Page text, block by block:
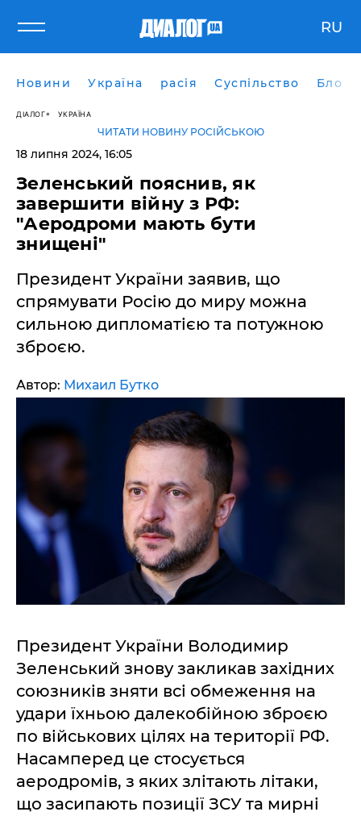
RU
Новини Україна расія Суспільство Блоги
ДІАЛОГ УКРАЇНА
ЧИТАТИ НОВИНУ РОСІЙСЬКОЮ
18 липня 2024, 16:05
Зеленський пояснив, як
завершити війну з РФ:
"Аеродроми мають бути
знищені"
Президент України заявив, що
спрямувати Росію до миру можна
сильною дипломатією та потужною
зброєю.
Автор: Михаил Бутко
Президент України Володимир
Зеленський знову закликав західних
союзників зняти всі обмеження на
удари їхньою далекобійною зброєю
по військових цілях на території РФ.
Насамперед це стосується
аеродромів, з яких злітають літаки,
що засипають позиції ЗСУ та мирні